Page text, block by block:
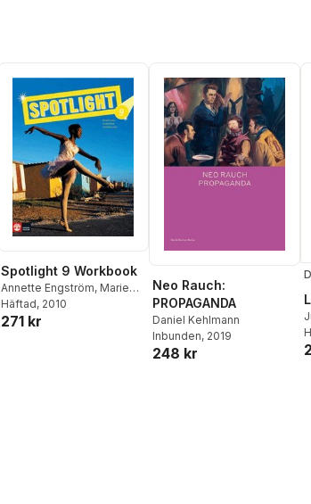
Spotlight 9 Workbook
Annette Engström, Marie
Wejrum ,Randall Jonas
Catharina Lantz
Häftad, 2010
271 kr
Neo Rauch:
PROPAGANDA
Daniel Kehlmann
Inbunden, 2019
248 kr